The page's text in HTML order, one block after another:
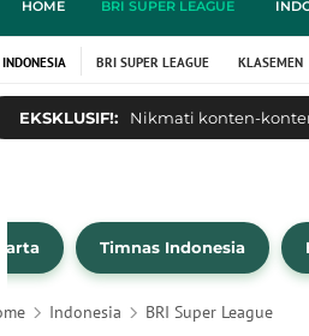
HOME BRI SUPER LEAGUE
INDONESIA BRI SUPER LEAGUE KLASEMEN
EKSKLUSIF!: Nikmati konten-
Timnas Indonesia
Indonesia BRI Super League